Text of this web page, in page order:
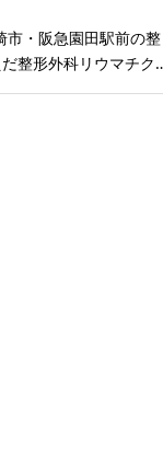
市・阪急園田駅前の整
整形外科リウマチク